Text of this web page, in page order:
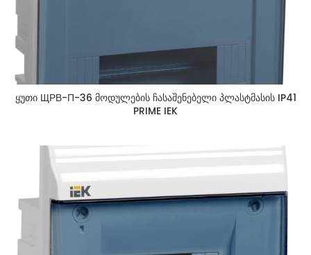
ყუთი ЩРВ-П-36 მოდულების ჩასაშენებელი პლასტმასის IP41
PRIME IEK